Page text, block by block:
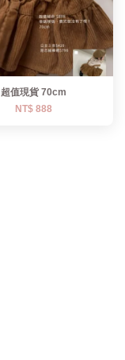
超值現貨 70cm
NT$ 888